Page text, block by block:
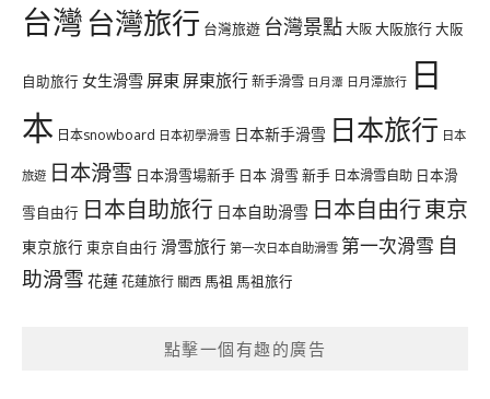
台灣台灣旅行 台灣旅遊 台灣景點大阪大阪旅行大阪
自助旅行 女生滑雪 屏東 屏東旅行新手滑雪 日月潭 日月潭旅行 日
本 日本snowboard 日本初學滑雪 日本新手滑雪 日本旅行 日本
旅遊 日本滑雪 日本滑雪場新手 日本 滑雪 新手 日本滑雪自助 日本滑
雪自由行 日本自助旅行 日本自助滑雪 日本自由行東京
東京旅行 東京自由行 滑雪旅行 第一次日本自助滑雪 第一次滑雪 自
助滑雪 花蓮花蓮旅行 關西 馬祖 馬祖旅行
點擊一個有趣的廣告